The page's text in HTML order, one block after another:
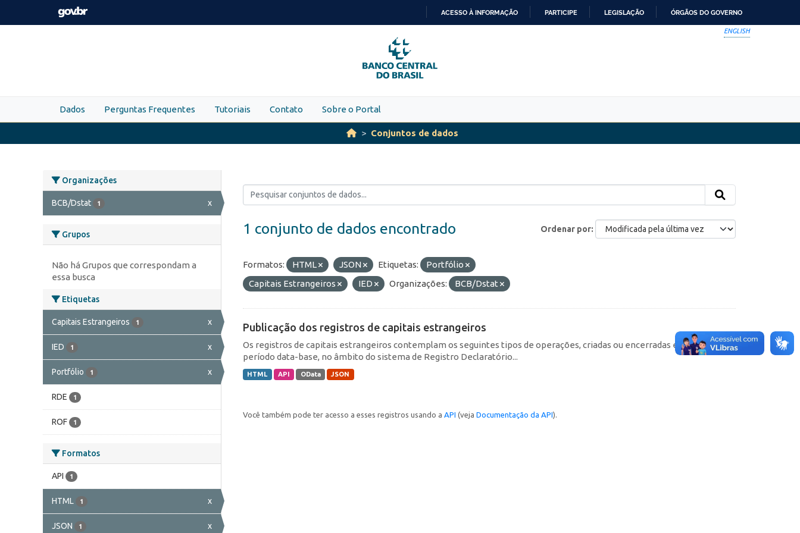
Skip to main content
PARA
O
CONTEÚDO
ACESSO À INFORMAÇÃO PARTICIPE LEGISLAÇÃO ÓRGÃOS DO GOVERNO
ENGLISH
Dados Perguntas Frequentes Tutoriais Contato Sobre o Portal
Conjuntos de dados
Organizações
BCB/Dstat 1 x
Grupos
Não há Grupos que correspondam a
essa busca
Etiquetas
Capitais Estrangeiros 1 x
IED 1 x
Portfólio 1 x
RDE 1
ROF 1
Formatos
API 1
HTML 1 x
JSON 1 x
Ordenar por
1 conjunto de dados encontrado
Formatos: HTML JSON Etiquetas:
Portfólio
Capitais Estrangeiros
IED Organizações: BCB/Dstat
Publicação dos registros de capitais estrangeiros
Os registros de capitais estrangeiros contemplam os seguintes tipos de operações, criadas ou encerradas em cada
período data-base, no âmbito do sistema de Registro Declaratório...
HTML API OData JSON
Você também pode ter acesso a esses registros usando a API (veja Documentação da API).